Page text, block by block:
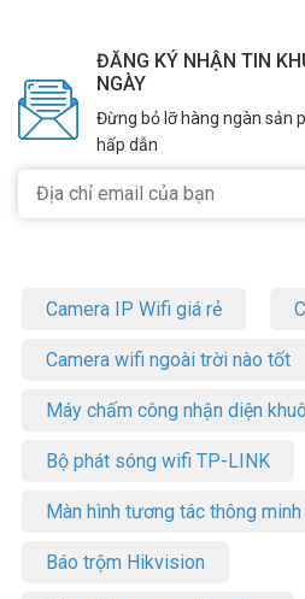
ĐĂNG KÝ NHẬN TIN
NGÀY
Đừng bỏ lỡ hàng ngàn sản
hấp dẫn
Camera IP Wifi giá rẻ
Camera wifi ngoài trời nào tốt
Máy chấm công nhận diện
Bộ phát sóng wifi TP-LINK
Màn hình tương tác thông minh
Báo trộm Hikvision